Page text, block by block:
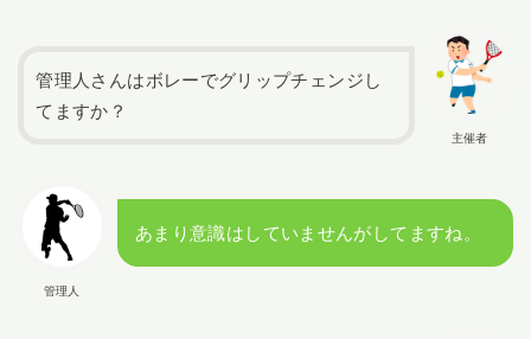
主催者
管理人さんはボレーでグリップチェンジし
てますか？
管理人
あまり意識はしていませんがしてますね。